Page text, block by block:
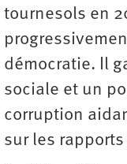
tournesols en
démocratie. Il
sociale et un
corruption
sur les